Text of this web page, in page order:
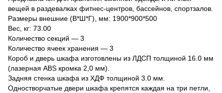
вещей в раздевалках фитнес-центров, бассейнов, спортзалов.
Размеры внешние (В*Ш*Г), мм: 1900*900*500
Вес, кг: 73.00
Количество секций — 3
Количество ячеек хранения — 3
Короб и дверь шкафа изготовлены из ЛДСП толщиной 16.0 мм
(лазерная ABS кромка 2,0 мм).
Задняя стенка шкафа из ХДФ толщиной 3.0 мм.
Одностворчатые двери шкафа крепятся каждая на три петли,